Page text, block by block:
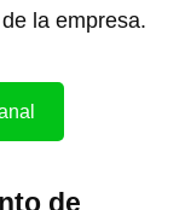
la empresa.
de